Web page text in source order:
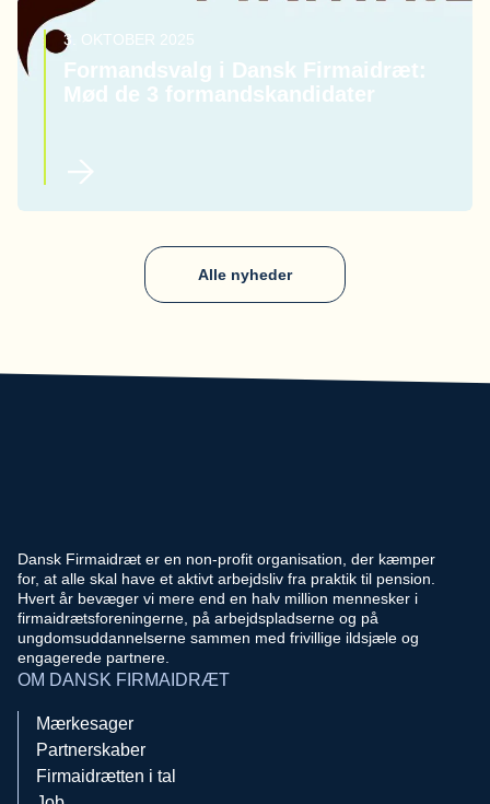
3. OKTOBER 2025
Formandsvalg i Dansk Firmaidræt:
Mød de 3 formandskandidater
Alle nyheder
Dansk Firmaidræt er en non-profit organisation, der kæmper
for, at alle skal have et aktivt arbejdsliv fra praktik til pension.
Hvert år bevæger vi mere end en halv million mennesker i
firmaidrætsforeningerne, på arbejdspladserne og på
ungdomsuddannelserne sammen med frivillige ildsjæle og
engagerede partnere.
OM DANSK FIRMAIDRÆT
Mærkesager
Partnerskaber
Firmaidrætten i tal